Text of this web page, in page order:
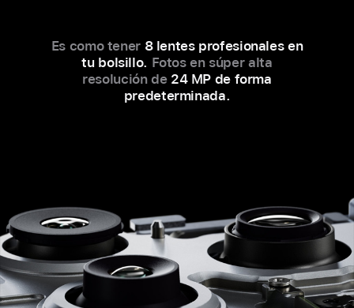
Es como tener 8 lentes profesionales en
tu bolsillo. Fotos en súper alta
resolución de 24 MP de forma
predeterminada.